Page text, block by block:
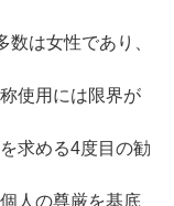
は女性であり、
使用には限界が
求める4度目の勧
人の尊厳を基底